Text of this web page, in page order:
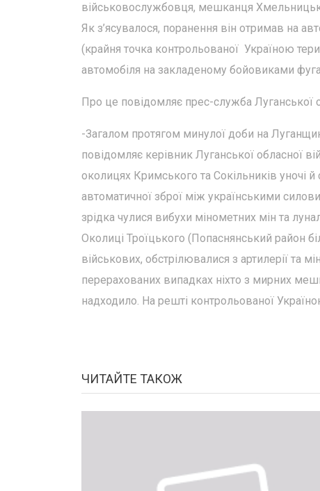
військовослужбовця, мешканця
Як з’ясувалося, поранення він отримав на
(крайня точка контрольованої Україною
автомобіля на закладеному бойовиками
Про це повідомляє прес-служба Луганської
-Загалом протягом минулої доби на
повідомляє керівник Луганської обласної
околицях Кримського та Сокільників уночі й
автоматичної зброї між українськими
зрідка чулися вибухи мінометних мін та
Околиці Троїцького (Попаснянський район
військових, обстрілювалися з артилерії та
перерахованих випадках ніхто з мирних
надходило. На решті контрольованої
ЧИТАЙТЕ ТАКОЖ